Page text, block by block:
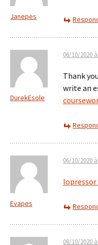
Janepes
DurekEsole
06/10/2020
Thank
write an
Evapes
06/10/2020
lopressor
08/10/2020